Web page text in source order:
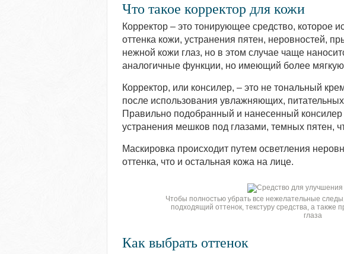
Что такое корректор для кожи
Корректор – это тонирующее средство, которое
оттенка кожи, устранения пятен, неровностей,
нежной кожи глаз, но в этом случае чаще
аналогичные функции, но имеющий более мягкую,
Корректор, или консилер, – это не тональный
после использования увлажняющих,
Правильно подобранный и нанесенный
устранения мешков под глазами, темных пятен,
Маскировка происходит путем осветления
оттенка, что и остальная кожа на лице.
Чтобы полностью убрать все нежелательные
подходящий оттенок, текстуру средства, а также
глаза
Как выбрать оттенок